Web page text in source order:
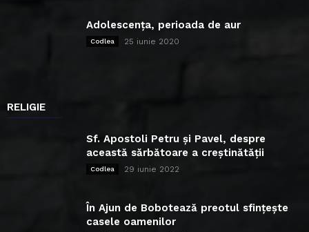
Adolescența, perioada de aur
Codlea 25 iunie 2020
RELIGIE
Sf. Apostoli Petru și Pavel, despre
această sărbătoare a creștinătății
Codlea 29 iunie 2022
În Ajun de Bobotează preotul sfințește
casele oamenilor